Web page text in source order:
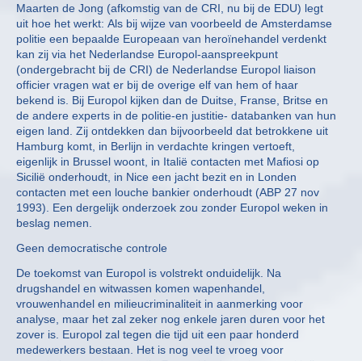
Maarten de Jong (afkomstig van de CRI, nu bij de EDU) legt
uit hoe het werkt: Als bij wijze van voorbeeld de Amsterdamse
politie een bepaalde Europeaan van heroïnehandel verdenkt
kan zij via het Nederlandse Europol-aanspreekpunt
(ondergebracht bij de CRI) de Nederlandse Europol liaison
officier vragen wat er bij de overige elf van hem of haar
bekend is. Bij Europol kijken dan de Duitse, Franse, Britse en
de andere experts in de politie-en justitie- databanken van hun
eigen land. Zij ontdekken dan bijvoorbeeld dat betrokkene uit
Hamburg komt, in Berlijn in verdachte kringen vertoeft,
eigenlijk in Brussel woont, in Italië contacten met Mafiosi op
Sicilië onderhoudt, in Nice een jacht bezit en in Londen
contacten met een louche bankier onderhoudt (ABP 27 nov
1993). Een dergelijk onderzoek zou zonder Europol weken in
beslag nemen.
Geen democratische controle
De toekomst van Europol is volstrekt onduidelijk. Na
drugshandel en witwassen komen wapenhandel,
vrouwenhandel en milieucriminaliteit in aanmerking voor
analyse, maar het zal zeker nog enkele jaren duren voor het
zover is. Europol zal tegen die tijd uit een paar honderd
medewerkers bestaan. Het is nog veel te vroeg voor